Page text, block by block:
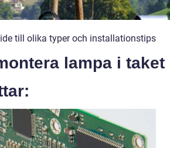
till olika typer och installationstips
lampa i taket